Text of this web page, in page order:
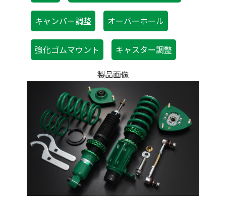
キャンバー調整 オーバーホール
強化ゴムマウント キャスター調整
製品画像